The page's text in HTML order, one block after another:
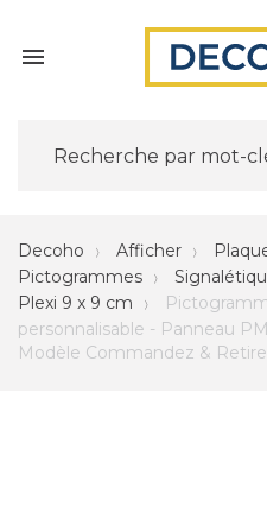

Decoho Afficher
Pictogrammes
Plexi 9 x 9 cm
personnalisable - Panneau
Modèle Commandez &